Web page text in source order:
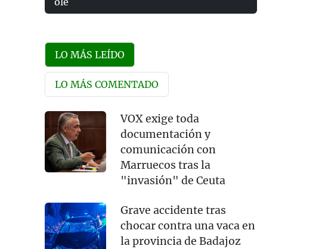
LO MÁS LEÍDO
LO MÁS COMENTADO
VOX exige toda
documentación y
comunicación con
Marruecos tras la
"invasión" de Ceuta
Grave accidente tras
chocar contra una vaca en
la provincia de Badajoz